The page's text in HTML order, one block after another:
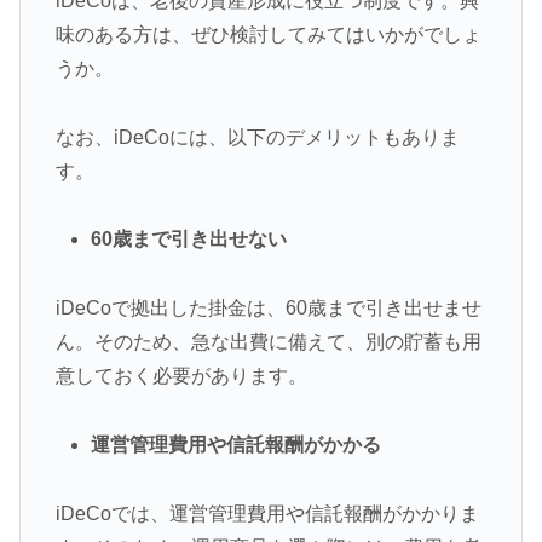
味のある方は、ぜひ検討してみてはいかがでしょ
うか。
なお、iDeCoには、以下のデメリットもありま
す。
60歳まで引き出せない
iDeCoで拠出した掛金は、60歳まで引き出せませ
ん。そのため、急な出費に備えて、別の貯蓄も用
意しておく必要があります。
運営管理費用や信託報酬がかかる
iDeCoでは、運営管理費用や信託報酬がかかりま